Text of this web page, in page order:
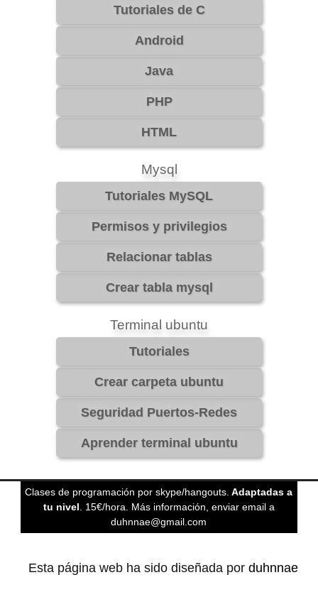
Mysql
Terminal ubuntu
Clases de programación por skype/hangouts. Adaptadas a
tu nivel . 15€/hora. Más información, enviar email a
duhnnae@gmail.com
Esta página web ha sido diseñada por duhnnae